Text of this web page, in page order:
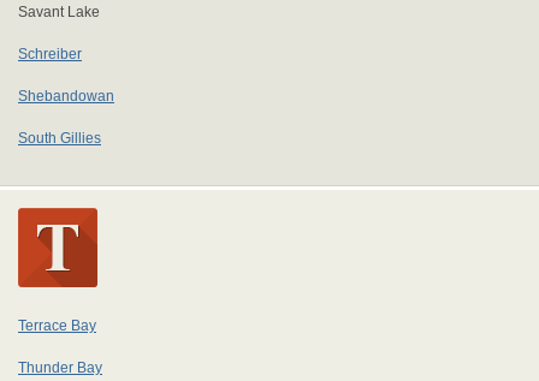
Savant Lake
Schreiber
Shebandowan
South Gillies
Terrace Bay
Thunder Bay